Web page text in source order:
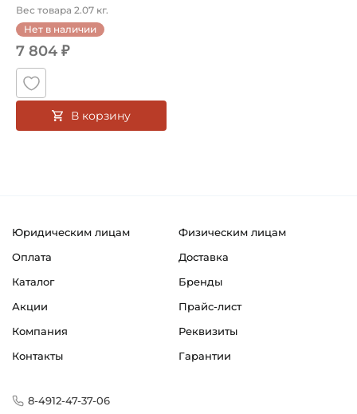
Вес товара 2.07 кг.
Нет в наличии
7 804 ₽
В корзину
Юридическим лицам
Физическим лицам
Оплата
Доставка
Каталог
Бренды
Акции
Прайс-лист
Компания
Реквизиты
Контакты
Гарантии
8-4912-47-37-06